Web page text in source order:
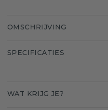
OMSCHRIJVING
SPECIFICATIES
WAT KRIJG JE?